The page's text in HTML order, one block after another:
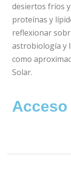
desiertos fríos
proteínas y
reflexionar
astrobiología y
como
Solar.